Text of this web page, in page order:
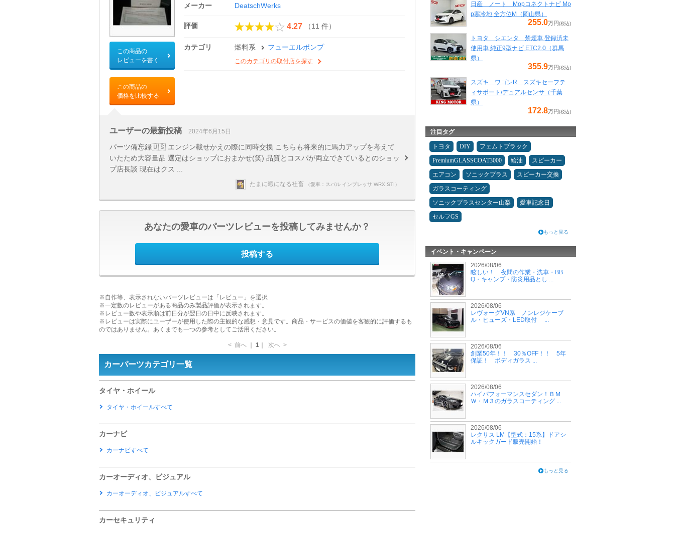
この商品の
レビューを書く
この商品の
価格を比較する
メーカー DeatschWerks
評価 4.27 （11 件）
カテゴリ 燃料系 フューエルポンプ
このカテゴリの取付店を探す
ユーザーの最新投稿 2024年6月15日
パーツ備忘録🇺🇸 エンジン載せかえの際に同時交換 こちらも将来的に馬力アップを考えて
いたため大容量品 選定はショップにおまかせ(笑) 品質とコスパが両立できているとのショッ
プ店長談 現在はクス ...
たまに暇になる社畜 （愛車：スバル インプレッサ WRX STI）
あなたの愛車のパーツレビューを投稿してみませんか？
投稿する
※自作等、表示されないパーツレビューは「レビュー」を選択
※一定数のレビューがある商品のみ製品評価が表示されます。
※レビュー数や表示順は前日分が翌日の日中に反映されます。
※レビューは実際にユーザーが使用した際の主観的な感想・意見です。商品・サービスの価値を客観的に評価するも
のではありません。あくまでも一つの参考としてご活用ください。
< 前へ 1｜ 次へ >
カーパーツカテゴリ一覧
タイヤ・ホイール
タイヤ・ホイールすべて
カーナビ
カーナビすべて
カーオーディオ、ビジュアル
カーオーディオ、ビジュアルすべて
カーセキュリティ
日産 ノート Mopコネクトナビ Mo
p寒冷地 全方位M（岡山県）
255.0万円(税込)
トヨタ シエンタ 禁煙車 登録済未
使用車 純正9型ナビ ETC2.0（群馬
県）
355.9万円(税込)
スズキ ワゴンR スズキセーフテ
ィサポート/デュアルセンサ（千葉
県）
172.8万円(税込)
注目タグ
トヨタ DIY
フェムトブラック
PremiumGLASSCOAT3000
給油
スピーカー
エアコン
ソニックプラス
スピーカー交換
ガラスコーティング
ソニックプラスセンター山梨
愛車記念日
セルフGS
もっと見る
イベント・キャンペーン
2026/08/06
眩しい！ 夜間の作業・洗車・BB
Q・キャンプ・防災用品とし ...
2026/08/06
レヴォーグVN系 ノンレジケーブ
ル・ヒューズ・LED取付 ...
2026/08/06
創業50年！！ 30％OFF！！ 5年
保証！ ボディガラス ...
2026/08/06
ハイパフォーマンスセダン！ＢＭ
Ｗ・Ｍ３のガラスコーティング ...
2026/08/06
レクサス LM【型式：15系】ドアシ
ルキックガード販売開始！
もっと見る